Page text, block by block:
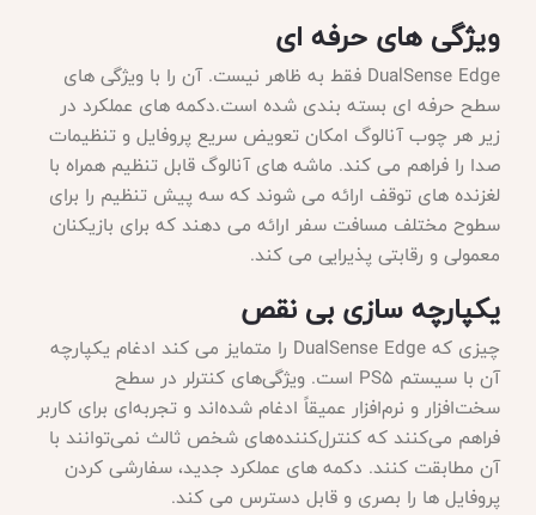
ویژگی های حرفه ای
DualSense Edge فقط به ظاهر نیست. آن را با ویژگی های
سطح حرفه ای بسته بندی شده است.دکمه های عملکرد در
زیر هر چوب آنالوگ امکان تعویض سریع پروفایل و تنظیمات
صدا را فراهم می کند. ماشه های آنالوگ قابل تنظیم همراه با
لغزنده های توقف ارائه می شوند که سه پیش تنظیم را برای
سطوح مختلف مسافت سفر ارائه می دهند که برای بازیکنان
معمولی و رقابتی پذیرایی می کند.
یکپارچه سازی بی نقص
چیزی که
DualSense Edge را متمایز می کند ادغام یکپارچه
آن با سیستم PS5 است. ویژگی‌های کنترلر در سطح
سخت‌افزار و نرم‌افزار عمیقاً ادغام شده‌اند و تجربه‌ای برای کاربر
فراهم می‌کنند که کنترل‌کننده‌های شخص ثالث نمی‌توانند با
آن مطابقت کنند. دکمه های عملکرد جدید، سفارشی کردن
پروفایل ها را بصری و قابل دسترس می کند.